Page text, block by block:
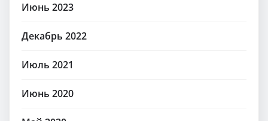
Июнь 2023
Декабрь 2022
Июль 2021
Июнь 2020